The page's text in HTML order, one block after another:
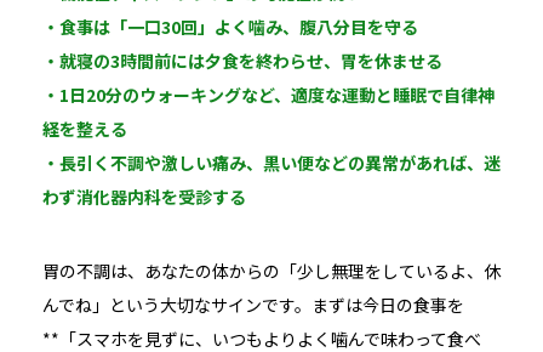
・食事は「一口30回」よく噛み、腹八分目を守る
・就寝の3時間前には夕食を終わらせ、胃を休ませる
・1日20分のウォーキングなど、適度な運動と睡眠で自律神
経を整える
・長引く不調や激しい痛み、黒い便などの異常があれば、迷
わず消化器内科を受診する
胃の不調は、あなたの体からの「少し無理をしているよ、休
んでね」という大切なサインです。まずは今日の食事を
**「スマホを見ずに、いつもよりよく噛んで味わって食べ